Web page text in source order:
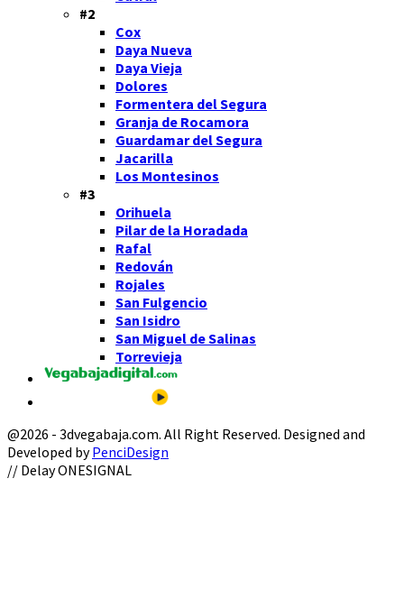
#2
Cox
Daya Nueva
Daya Vieja
Dolores
Formentera del Segura
Granja de Rocamora
Guardamar del Segura
Jacarilla
Los Montesinos
#3
Orihuela
Pilar de la Horadada
Rafal
Redován
Rojales
San Fulgencio
San Isidro
San Miguel de Salinas
Torrevieja
@2026 - 3dvegabaja.com. All Right Reserved. Designed and
Developed byPenciDesign
Facebook
Twitter
Instagram
Youtube
Email
// Delay ONESIGNAL